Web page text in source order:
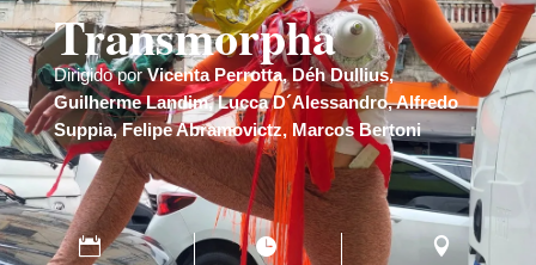
Transmorpha
Dirigido porVicenta Perrotta, Déh Dullius,
Guilherme Landim, Lucca D´Alessandro, Alfredo
Suppia, Felipe Abramovictz, Marcos Bertoni